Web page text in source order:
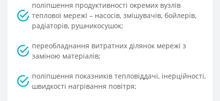
поліпшення продуктивності окремих вузлів
теплової мережі – насосів, змішувачів, бойлерів,
радіаторів, рушникосушок;
переобладнання витратних ділянок мережі з
заміною матеріалів;
поліпшення показників тепловіддачі, інерційності,
швидкості нагрівання повітря;